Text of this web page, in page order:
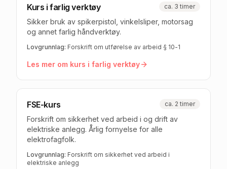
Kurs i farlig verktøy ca. 3 timer
Sikker bruk av spikerpistol, vinkelsliper, motorsag
og annet farlig håndverktøy.
Lovgrunnlag: Forskrift om utførelse av arbeid § 10-1
Les mer om kurs i farlig verktøy
FSE-kurs ca. 2 timer
Forskrift om sikkerhet ved arbeid i og drift av
elektriske anlegg. Årlig fornyelse for alle
elektrofagfolk.
Lovgrunnlag: Forskrift om sikkerhet ved arbeid i
elektriske anlegg